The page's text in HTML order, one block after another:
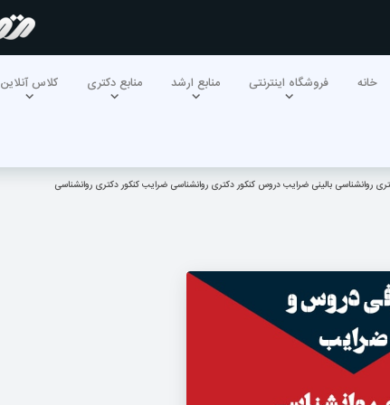
خانه فروشگاه اینترنتی منابع ارشد منابع دکتری کلاس آنلاین
روانشناسی بالینی ضرایب دروس کنکور دکتری روانشناسی ضرایب کنکور دکتری روانشناسی